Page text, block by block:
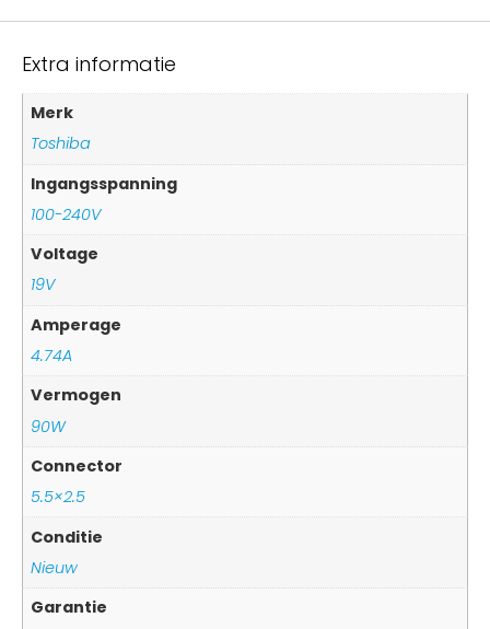
Extra informatie
Merk
Toshiba
Ingangsspanning
100-240V
Voltage
19V
Amperage
4.74A
Vermogen
90W
Connector
5.5×2.5
Conditie
Nieuw
Garantie